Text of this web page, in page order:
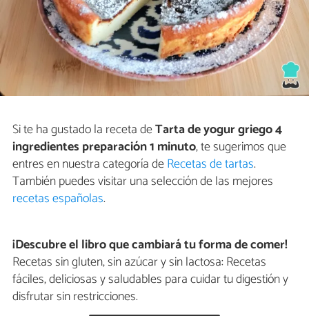
Si te ha gustado la receta deTarta de yogur griego 4
ingredientes preparación 1 minuto, te sugerimos que
entres en nuestra categoría deRecetas de tartas.
También puedes visitar una selección de las mejores
recetas españolas.
¡Descubre el libro que cambiará tu forma de comer!
Recetas sin gluten, sin azúcar y sin lactosa: Recetas
fáciles, deliciosas y saludables para cuidar tu digestión y
disfrutar sin restricciones.